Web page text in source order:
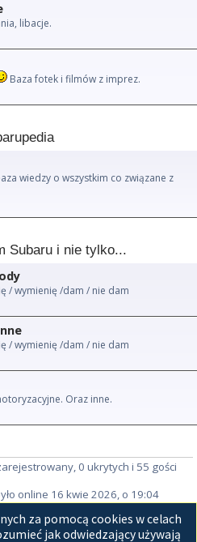
libacje.
Baza fotek i filmów z imprez.
wiedzy o wszystkim co związane z
Subaru i nie tylko...
/ wymienię /dam / nie dam
/ wymienię /dam / nie dam
Oraz inne.
0 ukrytych i 55 gości
online 16 kwie 2026, o 19:04
za pomocą cookies w celach
jak odwiedzający używają